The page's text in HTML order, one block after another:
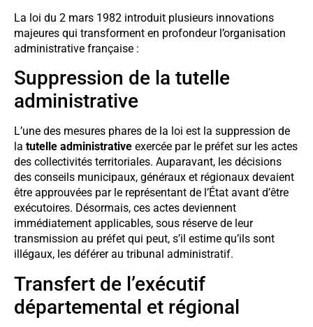
La loi du 2 mars 1982 introduit plusieurs innovations
majeures qui transforment en profondeur l’organisation
administrative française :
Suppression de la tutelle
administrative
L’une des mesures phares de la loi est la suppression de
la tutelle administrative exercée par le préfet sur les actes
des collectivités territoriales. Auparavant, les décisions
des conseils municipaux, généraux et régionaux devaient
être approuvées par le représentant de l’État avant d’être
exécutoires. Désormais, ces actes deviennent
immédiatement applicables, sous réserve de leur
transmission au préfet qui peut, s’il estime qu’ils sont
illégaux, les déférer au tribunal administratif.
Transfert de l’exécutif
départemental et régional